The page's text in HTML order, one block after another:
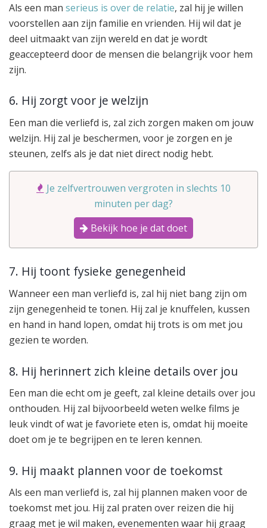
Als een man serieus is over de relatie, zal hij je willen
voorstellen aan zijn familie en vrienden. Hij wil dat je
deel uitmaakt van zijn wereld en dat je wordt
geaccepteerd door de mensen die belangrijk voor hem
zijn.
6. Hij zorgt voor je welzijn
Een man die verliefd is, zal zich zorgen maken om jouw
welzijn. Hij zal je beschermen, voor je zorgen en je
steunen, zelfs als je dat niet direct nodig hebt.
Je zelfvertrouwen vergroten in slechts 10
minuten per dag?
Bekijk hoe je dat doet
7. Hij toont fysieke genegenheid
Wanneer een man verliefd is, zal hij niet bang zijn om
zijn genegenheid te tonen. Hij zal je knuffelen, kussen
en hand in hand lopen, omdat hij trots is om met jou
gezien te worden.
8. Hij herinnert zich kleine details over jou
Een man die echt om je geeft, zal kleine details over jou
onthouden. Hij zal bijvoorbeeld weten welke films je
leuk vindt of wat je favoriete eten is, omdat hij moeite
doet om je te begrijpen en te leren kennen.
9. Hij maakt plannen voor de toekomst
Als een man verliefd is, zal hij plannen maken voor de
toekomst met jou. Hij zal praten over reizen die hij
graag met je wil maken, evenementen waar hij graag